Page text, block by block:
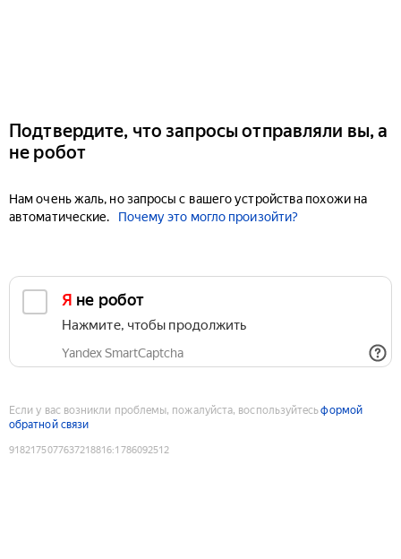
Подтвердите, что запросы отправляли вы, а
не робот
Нам очень жаль, но запросы с вашего устройства похожи на
автоматические.
Почему это могло произойти?
Я не робот
Нажмите, чтобы продолжить
Yandex SmartCaptcha
Если у вас возникли проблемы, пожалуйста, воспользуйтесьформой
обратной связи
9182175077637218816:1786092512